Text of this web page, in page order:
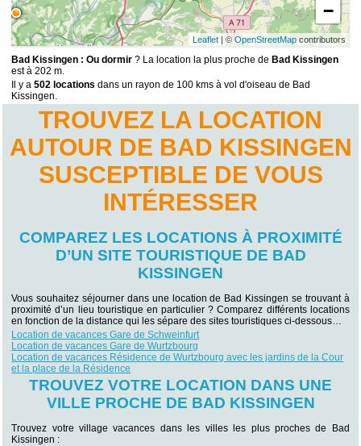
−
Leaflet| ©OpenStreetMapcontributors
Bad Kissingen : Ou dormir ? La location la plus proche de Bad Kissingen
est à 202 m.
Il y a502 locations dans un rayon de 100 kms à vol d'oiseau de Bad
Kissingen.
TROUVEZ LA LOCATION
AUTOUR DE BAD KISSINGEN
SUSCEPTIBLE DE VOUS
INTÉRESSER
COMPAREZ LES LOCATIONS À PROXIMITÉ
D’UN SITE TOURISTIQUE DE BAD
KISSINGEN
Vous souhaitez séjourner dans une location de Bad Kissingen se trouvant à
proximité d’un lieu touristique en particulier ? Comparez différents locations
en fonction de la distance qui les sépare des sites touristiques ci-dessous…
Location de vacances Gare de Schweinfurt
Location de vacances Gare de Wurtzbourg
Location de vacances Résidence de Wurtzbourg avec les jardins de la Cour
et la place de la Résidence
TROUVEZ VOTRE LOCATION DANS UNE
VILLE PROCHE DE BAD KISSINGEN
Trouvez votre village vacances dans les villes les plus proches de Bad
Kissingen :